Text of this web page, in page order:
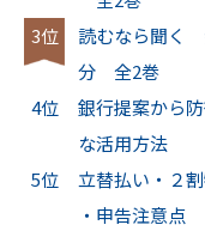
3位
読むなら聞く
分 全2巻
4位
銀行提案から
な活用方法
5位
立替払い・２
・申告注意点